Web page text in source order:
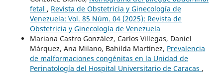
fetal , Revista de Obstetricia y Ginecología de
Venezuela: Vol. 85 Núm. 04 (2025): Revista de
Obstetricia y Ginecología de Venezuela
Mariana Castro González, Carlos Villegas, Daniel
Márquez, Ana Milano, Bahilda Martínez, Prevalencia
de malformaciones congénitas en la Unidad de
Perinatología del Hospital Universitario de Caracas ,